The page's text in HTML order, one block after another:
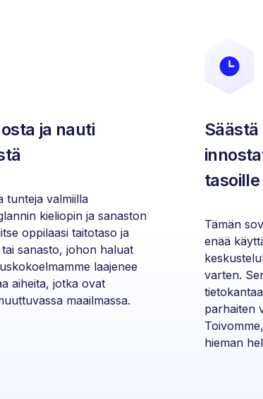
ja nauti
tunteja valmiilla
kieliopin ja sanaston
oppilaasi taitotaso ja
sanasto, johon haluat
laajenee
aiheita, jotka ovat
maailmassa.
tasoille
Tämän
enää
varten.
parhaiten
hieman